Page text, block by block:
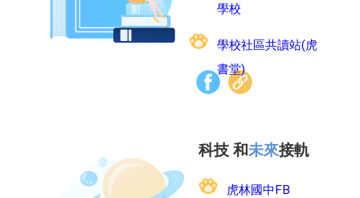
學校
學校社區共讀站(虎
書堂)
科技 和未來接軌
虎林國中FB